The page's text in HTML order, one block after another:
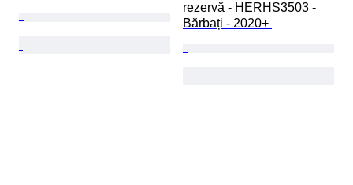
rezervă - HERHS3503 -
Bărbați - 2020+